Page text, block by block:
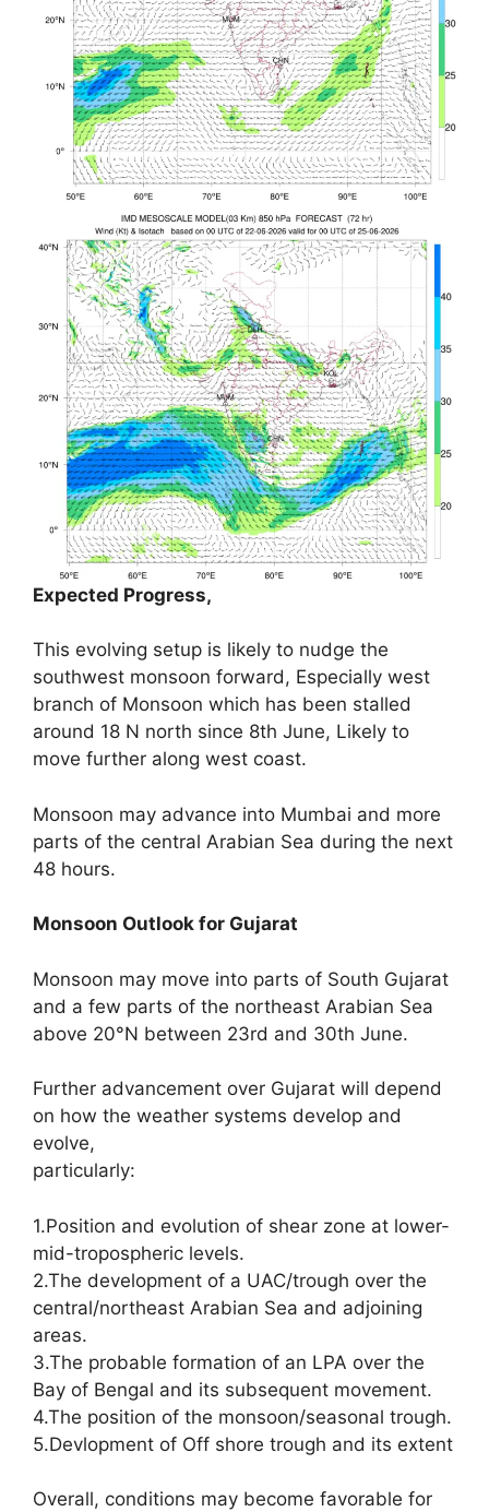
Expected Progress,
This evolving setup is likely to nudge the
southwest monsoon forward, Especially west
branch of Monsoon which has been stalled
around 18 N north since 8th June, Likely to
move further along west coast.
Monsoon may advance into Mumbai and more
parts of the central Arabian Sea during the next
48 hours.
Monsoon Outlook for Gujarat
Monsoon may move into parts of South Gujarat
and a few parts of the northeast Arabian Sea
above 20°N between 23rd and 30th June.
Further advancement over Gujarat will depend
on how the weather systems develop and
evolve,
particularly:
1.Position and evolution of shear zone at lower-
mid-tropospheric levels.
2.The development of a UAC/trough over the
central/northeast Arabian Sea and adjoining
areas.
3.The probable formation of an LPA over the
Bay of Bengal and its subsequent movement.
4.The position of the monsoon/seasonal trough.
5.Devlopment of Off shore trough and its extent
Overall, conditions may become favorable for